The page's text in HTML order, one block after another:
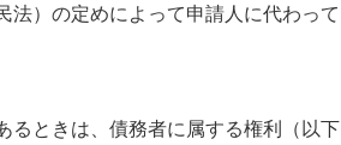
法）の定めによって申請人に代わって
ときは、債務者に属する権利（以下